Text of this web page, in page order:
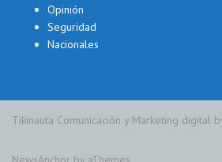
Opinión
Seguridad
Nacionales
Tikinauta Comunicación y Marketing digital